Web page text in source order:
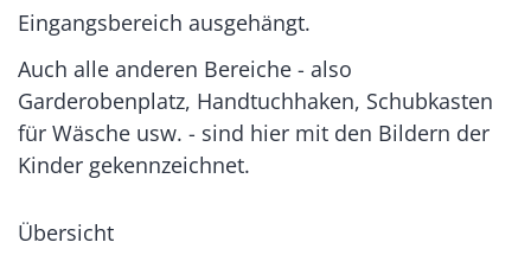
Eingangsbereich ausgehängt.
Auch alle anderen Bereiche - also
Garderobenplatz, Handtuchhaken, Schubkasten
für Wäsche usw. - sind hier mit den Bildern der
Kinder gekennzeichnet.
Übersicht